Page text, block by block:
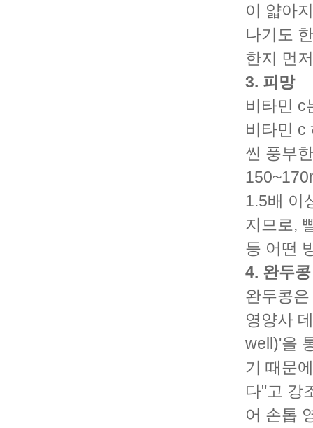
이 얇아
나기도
한지 먼
3. 피망
비타민 c
비타민 c
씬 풍부
1.5배 이
지므로,
등 어떤
4. 완두콩
완두콩
영양사
well)'을
기 때문
다"고 강
어 손톱